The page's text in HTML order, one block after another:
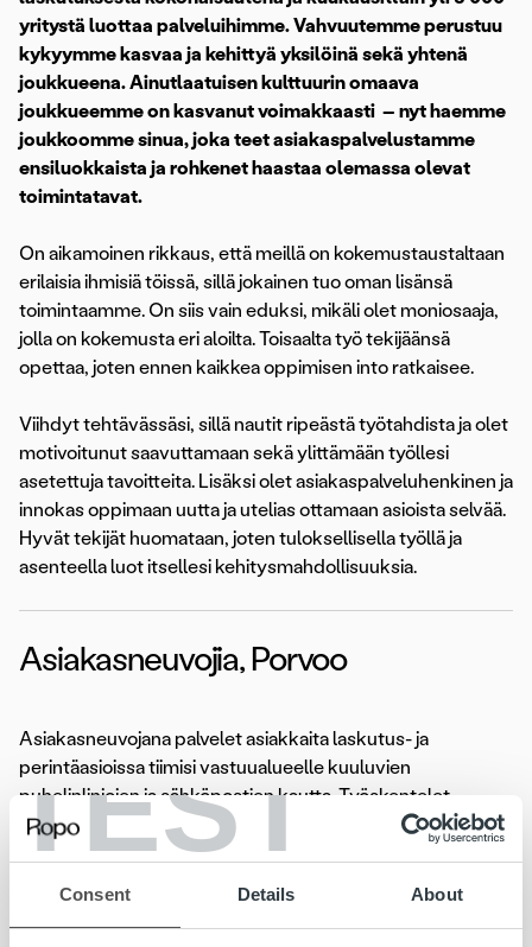
TEST
Consent Details About
yritystä luottaa palveluihimme. Vahvuutemme perustuu
kykyymme kasvaa ja kehittyä yksilöinä sekä yhtenä
joukkueena. Ainutlaatuisen kulttuurin omaava
joukkueemme on kasvanut voimakkaasti – nyt haemme
joukkoomme sinua, joka teet asiakaspalvelustamme
ensiluokkaista ja rohkenet haastaa olemassa olevat
toimintatavat.
On aikamoinen rikkaus, että meillä on kokemustaustaltaan
erilaisia ihmisiä töissä, sillä jokainen tuo oman lisänsä
toimintaamme. On siis vain eduksi, mikäli olet moniosaaja,
jolla on kokemusta eri aloilta. Toisaalta työ tekijäänsä
opettaa, joten ennen kaikkea oppimisen into ratkaisee.
Viihdyt tehtävässäsi, sillä nautit ripeästä työtahdista ja olet
motivoitunut saavuttamaan sekä ylittämään työllesi
asetettuja tavoitteita. Lisäksi olet asiakaspalveluhenkinen ja
innokas oppimaan uutta ja utelias ottamaan asioista selvää.
Hyvät tekijät huomataan, joten tuloksellisella työllä ja
asenteella luot itsellesi kehitysmahdollisuuksia.
Asiakasneuvojia, Porvoo
Asiakasneuvojana palvelet asiakkaita laskutus- ja
perintäasioissa tiimisi vastuualueelle kuuluvien
puhelinlinjojen ja sähköpostien kautta. Työskentelet
tavoitteellisella otteella ja olet asiakkaan näkökulmasta
nopeasti tavoitettavissa oleva asiantuntija, joka on aina